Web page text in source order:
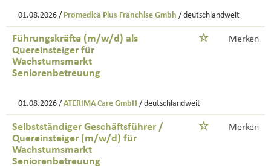
01.08.2026 / Promedica Plus Franchise Gmbh / deutschlandweit
Führungskräfte (m/w/d) als
Quereinsteiger für
Wachstumsmarkt
Seniorenbetreuung
Merken
01.08.2026 / ATERIMA Care GmbH / deutschlandweit
Selbstständiger Geschäftsführer /
Quereinsteiger (m/w/d) für
Wachstumsmarkt
Seniorenbetreuung
Merken